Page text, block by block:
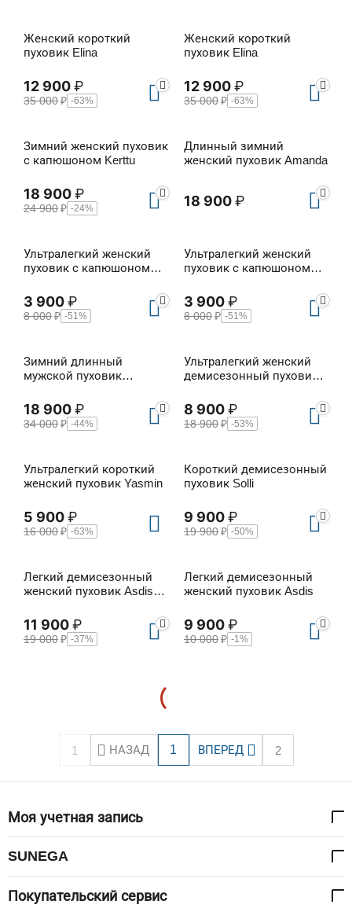
Женский короткий
пуховик Elina
12 900₽
35 000₽ -63%
Женский короткий
пуховик Elina
12 900₽
35 000₽ -63%
Зимний женский пуховик
с капюшоном Kerttu
18 900₽
24 900₽ -24%
Длинный зимний
женский пуховик Amanda
18 900₽
Ультралегкий женский
пуховик с капюшоном
3 900₽
8 000₽ -51%
Ультралегкий женский
пуховик с капюшоном
3 900₽
8 000₽ -51%
Зимний длинный
мужской пуховик
18 900₽
34 000₽ -44%
Ультралегкий женский
демисезонный пуховик
8 900₽
18 900₽ -53%
Ультралегкий короткий
женский пуховик Yasmin
5 900₽
16 000₽ -63%
Короткий демисезонный
пуховик Solli
9 900₽
19 900₽ -50%
Легкий демисезонный
женский пуховик Asdis
11 900₽
19 000₽ -37%
Легкий демисезонный
женский пуховик Asdis
9 900₽
10 000₽ -1%
1 НАЗАД 1 ВПЕРЕД 2
Моя учетная запись
SUNEGA
Покупательский сервис